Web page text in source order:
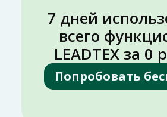
7 дней
всего
LEADTEX за 0
Попробовать